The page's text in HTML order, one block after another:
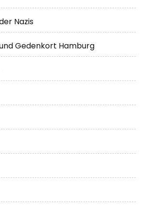
Nazis
Gedenkort Hamburg